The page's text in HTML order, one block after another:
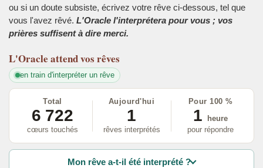
ou si un doute subsiste, écrivez votre rêve ci-dessous, tel que
vous l'avez rêvé. L'Oracle l'interprétera pour vous ; vos
prières suffisent à dire merci.
L'Oracle attend vos rêves
en train d'interpréter un rêve
Total
6 722
cœurs touchés
Aujourd'hui
1
rêves interprétés
Pour 100 %
1
heure
pour répondre
Mon rêve a-t-il été interprété ?